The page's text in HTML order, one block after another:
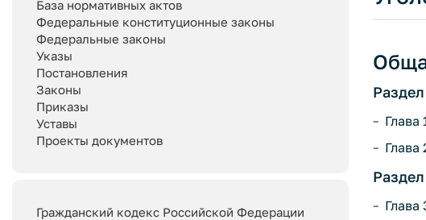
База нормативных актов
Федеральные конституционные законы
Федеральные законы
Указы
Постановления
Законы
Приказы
Уставы
Проекты документов
Гражданский кодекс Российской Федерации
Глава